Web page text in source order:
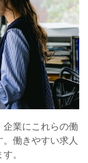
業にこれらの働
働きやすい求人
。